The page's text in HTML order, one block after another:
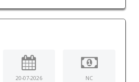
20-07-2026 NC